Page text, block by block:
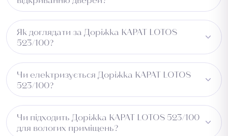
використанні.
встановленням.
Як доглядати за Доріжка КАРАТ LOTOS
523/100?
вологу та легко чиститься.
Чи електризується Доріжка КАРАТ LOTOS
523/100?
Чи підходить Доріжка КАРАТ LOTOS 523/100
для вологих приміщень?